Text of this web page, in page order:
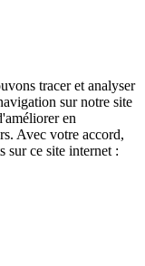
tracer et analyser
sur notre site
en
Avec votre accord,
sur ce site internet :